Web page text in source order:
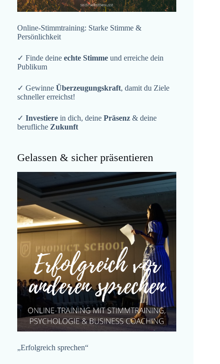
Online-Stimmtraining: Starke Stimme &
Persönlichkeit
✓ Finde deine echte Stimme und erreiche dein
Publikum
✓ Gewinne Überzeugungskraft, damit du Ziele
schneller erreichst!
✓ Investiere in dich, deine Präsenz & deine
berufliche Zukunft
Gelassen & sicher präsentieren
„Erfolgreich sprechen“